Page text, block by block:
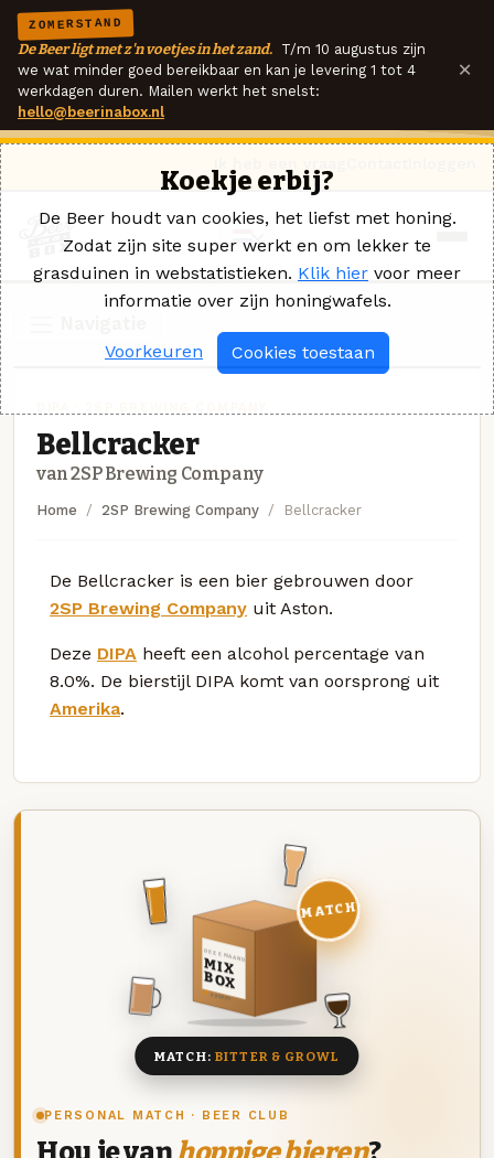
ZOMERSTAND
De Beer ligt met z'n voetjes in het zand. T/m 10 augustus zijn
we wat minder goed bereikbaar en kan je levering 1 tot 4
werkdagen duren. Mailen werkt het snelst:
hello@beerinabox.nl
×
Bellcracker
van 2SP Brewing Company
Home 2SP Brewing Company Bellcracker
De Bellcracker is een bier gebrouwen door
2SP Brewing Company uit Aston.
Deze DIPA heeft een alcohol percentage van
8.0%. De bierstijl DIPA komt van oorsprong uit
Amerika.
PERSONAL MATCH · BEER CLUB
DEZE MAAND
MIX
BOX
8 BIEREN
MATCH
MATCH: BITTER & GROWL
Koekje erbij?
De Beer houdt van cookies, het liefst met honing.
Zodat zijn site super werkt en om lekker te
grasduinen in webstatistieken. Klik hier voor meer
informatie over zijn honingwafels.
Voorkeuren Cookies toestaan